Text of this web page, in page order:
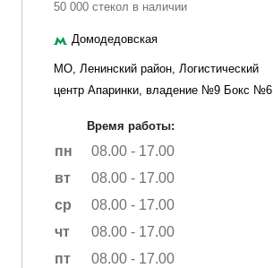
50 000 стекол в наличии
Домодедовская
МО, Ленинский район, Логистический
центр Апаринки, владение №9 Бокс №6
Время работы:
пн
08.00 - 17.00
вт
08.00 - 17.00
ср
08.00 - 17.00
чт
08.00 - 17.00
пт
08.00 - 17.00